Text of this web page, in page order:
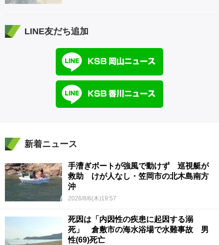
LINE友だち追加
新着ニュース
手漕ぎボートが強風で動けず 巡視艇が
救助 けが人なし・笠岡市の北木島南方
沖
2026/8/6(木)19:57
死因は「内因性の疾患に起因する溺
死」 倉敷市の海水浴場で水難事故 男
性(69)死亡